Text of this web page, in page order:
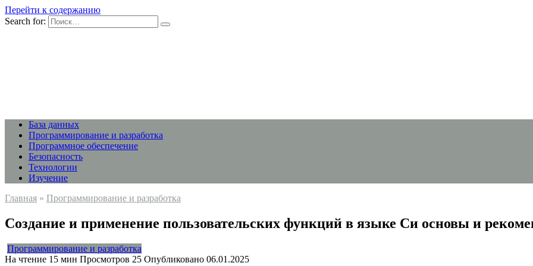
Перейти к содержанию
Search for:
База данных
Программирование и разработка
Программное обеспечение
Безопасность
Технологии
Изучение
Главная » Программирование и разработка
Создание и применение пользовательских функций в языке Си основы и
Программирование и разработка
На чтение 15 мин Просмотров 25 Опубликовано 06.01.2025